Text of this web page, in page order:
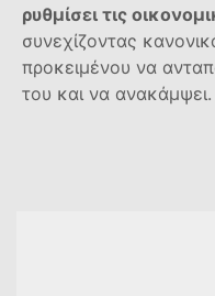
ρυθμίσει τις
συνεχίζοντας
προκειμένου να
του και να ανακάμψει.